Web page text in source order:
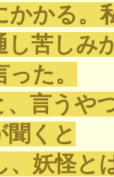
かかる。
苦しみ
た。
言うや
くと
、妖怪